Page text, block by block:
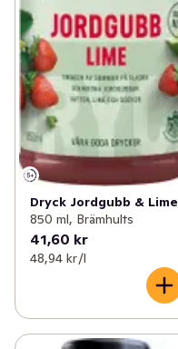
Dryck Jordgubb & Lime
850 ml, Brämhults
41,60 kr
48,94 kr /l